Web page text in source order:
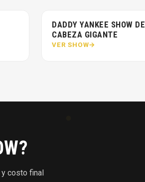
DADDY YANKEE SHOW DE
CABEZA GIGANTE
VER SHOW
costo final